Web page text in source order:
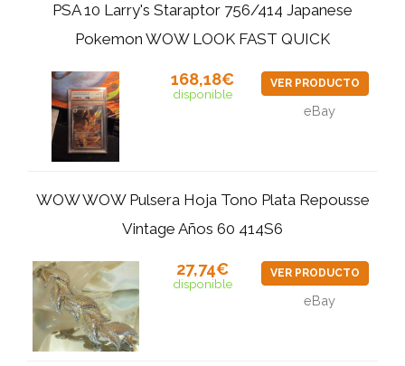
PSA 10 Larry's Staraptor 756/414 Japanese
Pokemon WOW LOOK FAST QUICK
168,18€
disponible
VER PRODUCTO
eBay
WOW WOW Pulsera Hoja Tono Plata Repousse
Vintage Años 60 414S6
27,74€
disponible
VER PRODUCTO
eBay